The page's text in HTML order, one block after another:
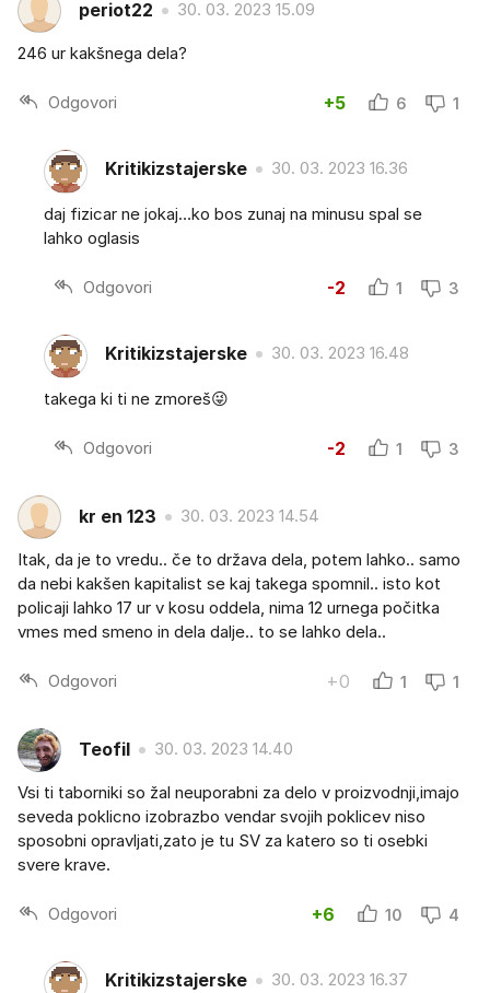
periot22 30. 03. 2023 15.09
246 ur kakšnega dela?
Odgovori +5 6 1
Kritikizstajerske 30. 03. 2023 16.36
daj fizicar ne jokaj…ko bos zunaj na minusu spal se
lahko oglasis
Odgovori -2 1 3
Kritikizstajerske 30. 03. 2023 16.48
takega ki ti ne zmoreš😜
Odgovori -2 1 3
kr en 123 30. 03. 2023 14.54
Itak, da je to vredu.. če to država dela, potem lahko.. samo
da nebi kakšen kapitalist se kaj takega spomnil.. isto kot
policaji lahko 17 ur v kosu oddela, nima 12 urnega počitka
vmes med smeno in dela dalje.. to se lahko dela..
Odgovori +0 1 1
Teofil 30. 03. 2023 14.40
Vsi ti taborniki so žal neuporabni za delo v proizvodnji,imajo
seveda poklicno izobrazbo vendar svojih poklicev niso
sposobni opravljati,zato je tu SV za katero so ti osebki
svere krave.
Odgovori +6 10 4
Kritikizstajerske 30. 03. 2023 16.37